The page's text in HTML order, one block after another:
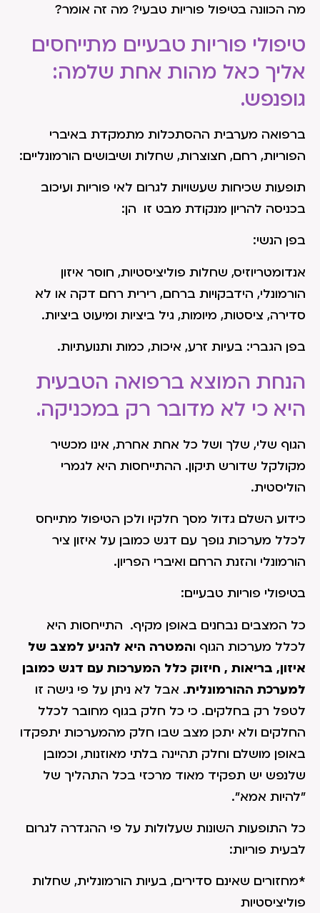
מה הכוונה בטיפול פוריות טבעי? מה זה אומר?
טיפולי פוריות טבעיים מתייחסים
אליך כאל מהות אחת שלמה:
גופנפש.
ברפואה מערבית ההסתכלות מתמקדת באיברי
הפוריות, רחם, חצוצרות, שחלות ושיבושים הורמונליים:
תופעות שכיחות שעשויות לגרום לאי פוריות ועיכוב
בכניסה להריון מנקודת מבט זו הן:
בפן הנשי:
אנדומטריוזיס, שחלות פוליציסטיות, חוסר איזון
הורמונלי, הידבקויות ברחם, רירית רחם דקה או לא
סדירה, ציסטות, מיומות, גיל ביציות ומיעוט ביציות.
בפן הגברי: בעיות זרע, איכות, כמות ותנועתיות.
הנחת המוצא ברפואה הטבעית
היא כי לא מדובר רק במכניקה.
הגוף שלי, שלך ושל כל אחת אחרת, אינו מכשיר
מקולקל שדורש תיקון. ההתייחסות היא לגמרי
הוליסטית.
כידוע השלם גדול מסך חלקיו ולכן הטיפול מתייחס
לכלל מערכות גופך עם דגש כמובן על איזון ציר
הורמונלי והזנת הרחם ואיברי הפריון.
בטיפולי פוריות טבעיים:
כל המצבים נבחנים באופן מקיף. התייחסות היא
לכלל מערכות הגוף והמטרה היא להגיע למצב של
איזון, בריאות , חיזוק כלל המערכות עם דגש כמובן
למערכת ההורמונלית. אבל לא ניתן על פי גישה זו
לטפל רק בחלקים. כי כל חלק בגוף מחובר לכלל
החלקים ולא יתכן מצב שבו חלק מהמערכות יתפקדו
באופן מושלם וחלק תהיינה בלתי מאוזנות, וכמובן
שלנפש יש תפקיד מאוד מרכזי בכל התהליך של
"להיות אמא".
כל התופעות השונות שעלולות על פי ההגדרה לגרום
לבעית פוריות:
*מחזורים שאינם סדירים, בעיות הורמונלית, שחלות
פוליציסטיות